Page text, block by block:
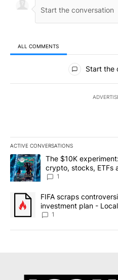
ALL COMMENTS
All Comments
Start the
ACTIVE CONVERSATIONS
The following is a list of the
A trending article titled "The
The $10K
crypto, stocks, ETFs
8
1
A trending article titled "FIFA
FIFA scraps
investment plan -
1